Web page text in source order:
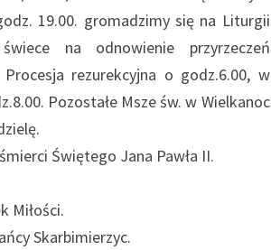
19.00. gromadzimy się na Liturgii
na odnowienie przyrzeczeń
Procesja rezurekcyjna o godz.6.00, w
Pozostałe Msze św. w Wielkanoc
niedzielę.
Świętego Jana Pawła II.
Miłości.
Skarbimierzyc.